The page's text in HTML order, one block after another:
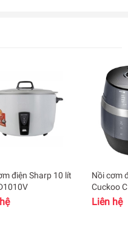
cấp siêu bền, chịu nhiệt,
bóng, hạn chế bám bụi, dễ
bạn không bị nóng tay khi
điện Sharp 10 lít
Nồi cơm
Cuckoo
Liên hệ